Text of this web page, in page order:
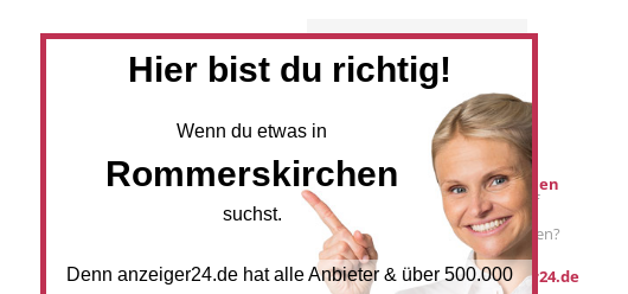
NEWSLETTER BESTELLEN
Mediadaten
Werbung buchen
Sie möchten auf
anzeiger24.de
Werbung schalten?
post@anzeiger24.de
Hier bist du richtig!
Wenn du etwas in
Rommerskirchen
suchst.
Denn anzeiger24.de hat alle Anbieter & über 500.000